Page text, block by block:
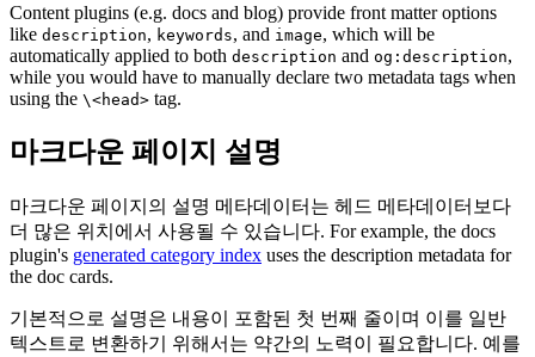
Content plugins (e.g. docs and blog) provide front matter options
like description, keywords, and image, which will be
automatically applied to both description and og:description,
while you would have to manually declare two metadata tags when
using the \<head> tag.
마크다운 페이지 설명
마크다운 페이지의 설명 메타데이터는 헤드 메타데이터보다
더 많은 위치에서 사용될 수 있습니다. For example, the docs
plugin's generated category index uses the description metadata for
the doc cards.
기본적으로 설명은 내용이 포함된 첫 번째 줄이며 이를 일반
텍스트로 변환하기 위해서는 약간의 노력이 필요합니다. 예를